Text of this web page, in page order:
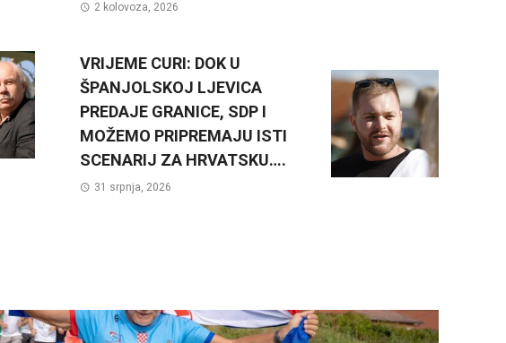
2 kolovoza, 2026
VRIJEME CURI: DOK U
ŠPANJOLSKOJ LJEVICA
PREDAJE GRANICE, SDP I
MOŽEMO PRIPREMAJU ISTI
SCENARIJ ZA HRVATSKU….
31 srpnja, 2026